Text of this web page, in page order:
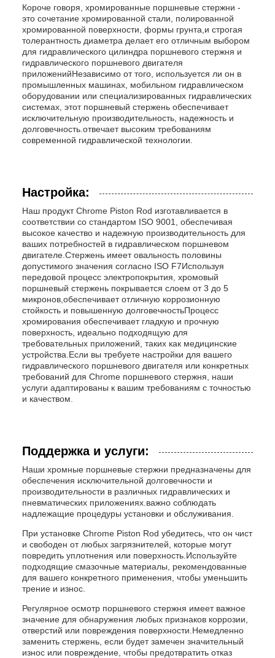
Короче говоря, хромированные поршневые стержни -
это сочетание хромированной стали, полированной
хромированной поверхности, формы грунта,и строгая
толерантность диаметра делает его отличным выбором
для гидравлического цилиндра поршневого стержня и
гидравлического поршневого двигателя
приложенийНезависимо от того, используется ли он в
промышленных машинах, мобильном гидравлическом
оборудовании или специализированных гидравлических
системах, этот поршневый стержень обеспечивает
исключительную производительность, надежность и
долговечность.отвечает высоким требованиям
современной гидравлической технологии.
Настройка:
Наш продукт Chrome Piston Rod изготавливается в
соответствии со стандартом ISO 9001, обеспечивая
высокое качество и надежную производительность для
ваших потребностей в гидравлическом поршневом
двигателе.Стержень имеет овальность половины
допустимого значения согласно ISO F7Используя
передовой процесс электропокрытия, хромовый
поршневый стержень покрывается слоем от 3 до 5
микронов,обеспечивает отличную коррозионную
стойкость и повышенную долговечностьПроцесс
хромирования обеспечивает гладкую и прочную
поверхность, идеально подходящую для
требовательных приложений, таких как медицинские
устройства.Если вы требуете настройки для вашего
гидравлического поршневого двигателя или конкретных
требований для Chrome поршневого стержня, наши
услуги адаптированы к вашим требованиям с точностью
и качеством.
Поддержка и услуги:
Наши хромные поршневые стержни предназначены для
обеспечения исключительной долговечности и
производительности в различных гидравлических и
пневматических приложениях.важно соблюдать
надлежащие процедуры установки и обслуживания.
При установке Chrome Piston Rod убедитесь, что он чист
и свободен от любых загрязнителей, которые могут
повредить уплотнения или поверхность.Используйте
подходящие смазочные материалы, рекомендованные
для вашего конкретного применения, чтобы уменьшить
трение и износ.
Регулярное осмотр поршневого стержня имеет важное
значение для обнаружения любых признаков коррозии,
отверстий или повреждения поверхности.Немедленно
заменить стержень, если будет замечен значительный
износ или повреждение, чтобы предотвратить отказ